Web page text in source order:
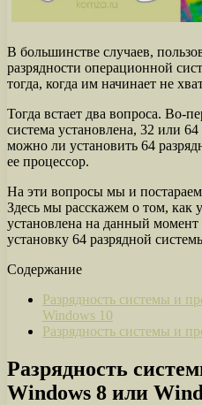
В большинстве случаев,
разрядности операционной
тогда, когда им начинает не
Тогда встает два вопроса. Во-
система установлена, 32 или
можно ли установить 64
ее процессор.
На эти вопросы мы и
Здесь мы расскажем о том, как
установлена на данный
установку 64 разрядной
Содержание
Разрядность системы и
Windows 10
Разрядность системы и
Разрядность
Windows 8 или